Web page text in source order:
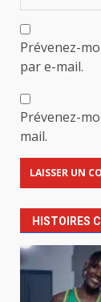
Prévenez-
par e-mail.
Prévenez-
mail.
HISTOIRES